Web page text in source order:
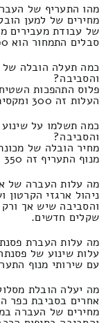
מהו התעריף של
מחירים של למען
של עבודת מעבירים
סבלים התמחור הוא 390 ועד 170 ₪.
כמה תעלה הובלה של
והסביבה?
פלוס התהפכות
העלות זה 300 ומקסימום 210 ₪.
כמה תשלמו על
והסביבה?
מחיר הובלה של
מנוף התעריף זה 350 ועד 170 ₪.
מה עלות העברה של
ניהול ארגזי הקרטון
שקלים חדשים.
מה עלות העברת
עלות שינוע של
עם שירותי מנוף התעריף הוא 540 וזה
מה יעלה הובלת
אחרים בסביבת כפר
מחירים של העברה